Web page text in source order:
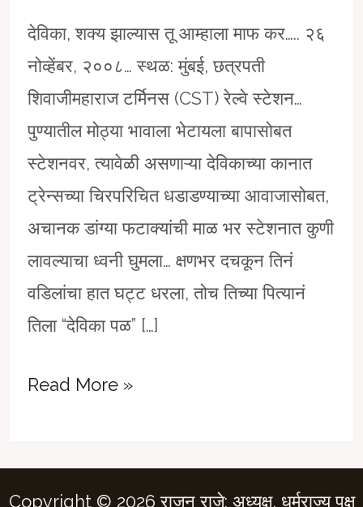
देविका, शक्य झाल्यास तू आम्हाला माफ कर….. २६
नोव्हेंबर, २००८… स्थळ: मुंबई, छत्रपती
शिवाजीमहाराज टर्मिनस (CST) रेल्वे स्टेशन…
पुण्यातील मोठ्या भावाला भेटायला बापासोबत
स्टेशनवर, त्यावेळी असणाऱ्या देविकाच्या कानात
ट्रेन्सच्या चिरपरिचित धडाडण्याच्या आवाजासोबत,
अचानक डांग्या फटाक्यांची माळ भर स्टेशनात कुणी
लावल्याचा ध्वनी घुमला… क्षणभर दचकून तिनं
वडिलांचा हात घट्ट धरला, तोच तिच्या पित्यानं
तिला “देविका पळ” […]
या
Read More »
Copyright © 2026 राजन राजे: अध्यक्ष, धर्मराज्य पक्ष